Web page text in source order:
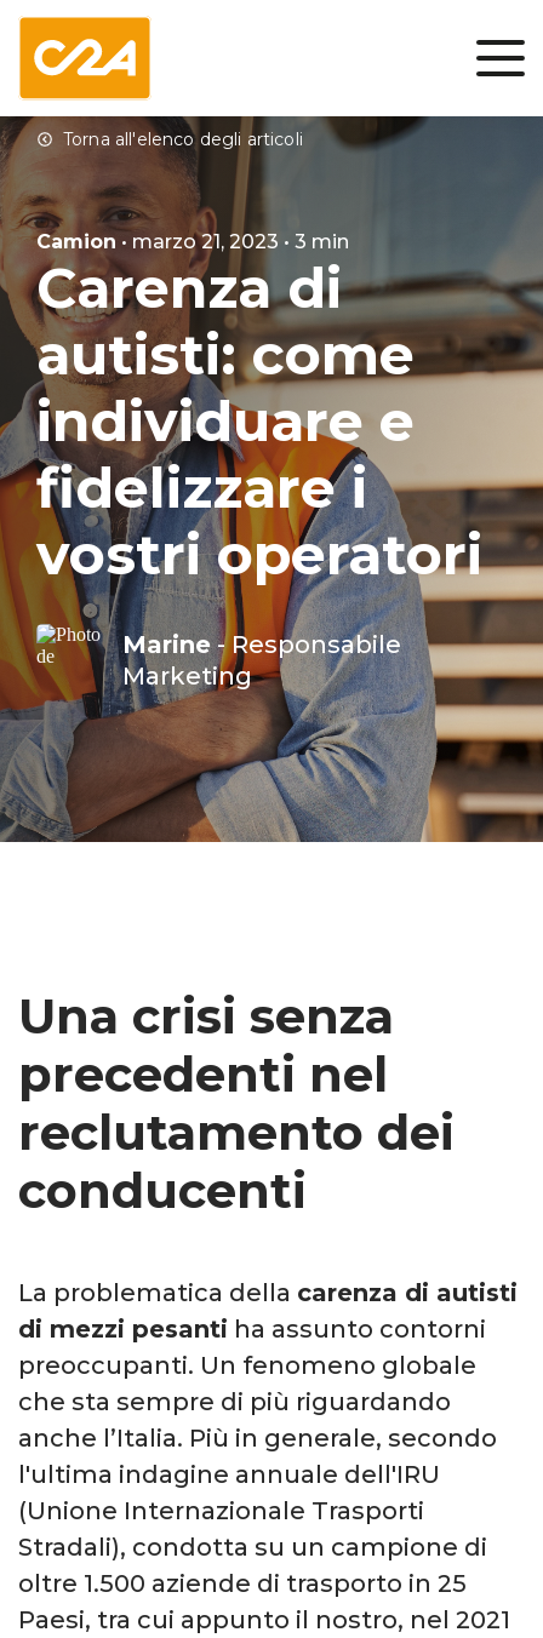
Camion • marzo 21, 2023 • 3 min
Carenza di
autisti: come
individuare e
fidelizzare i
vostri operatori
Marine- Responsabile
Marketing
Una crisi senza
precedenti nel
reclutamento dei
conducenti
La problematica della carenza di autisti
di mezzi pesanti ha assunto contorni
preoccupanti. Un fenomeno globale
che sta sempre di più riguardando
anche l’Italia. Più in generale, secondo
l'ultima indagine annuale dell'IRU
(Unione Internazionale Trasporti
Stradali), condotta su un campione di
oltre 1.500 aziende di trasporto in 25
Paesi, tra cui appunto il nostro, nel 2021